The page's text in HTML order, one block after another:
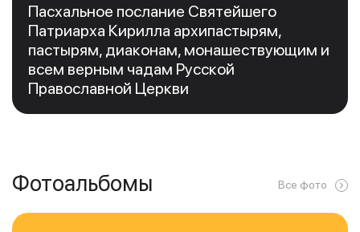
Пасхальное послание Святейшего
Патриарха Кирилла архипастырям,
пастырям, диаконам, монашествующим и
всем верным чадам Русской
Православной Церкви
Фотоальбомы Все фото